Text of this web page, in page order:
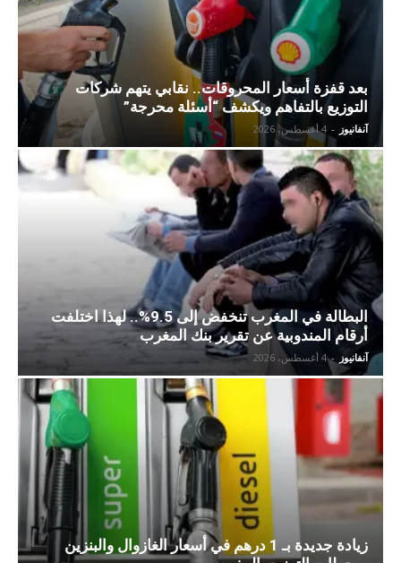
بعد قفزة أسعار المحروقات.. نقابي يتهم شركات
التوزيع بالتفاهم ويكشف “أسئلة محرجة”
آنفانيوز - 4 أغسطس، 2026
البطالة في المغرب تنخفض إلى 9.5%.. لهذا اختلفت
أرقام المندوبية عن تقرير بنك المغرب
آنفانيوز - 4 أغسطس، 2026
زيادة جديدة بـ 1 درهم في أسعار الغازوال والبنزين